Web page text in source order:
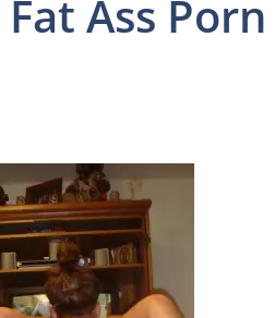
Ass Porn